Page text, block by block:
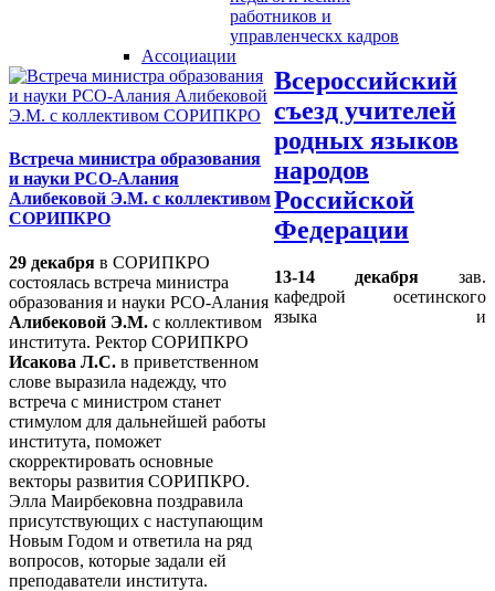
работников и
управленческх кадров
Ассоциации
Встреча министра образования
и науки РСО-Алания
Алибековой Э.М. с коллективом
СОРИПКРО
29 декабря в СОРИПКРО
состоялась встреча министра
образования и науки РСО-Алания
Алибековой Э.М. с коллективом
института. Ректор СОРИПКРО
Исакова Л.С. в приветственном
слове выразила надежду, что
встреча с министром станет
стимулом для дальнейшей работы
института, поможет
скорректировать основные
векторы развития СОРИПКРО.
Элла Маирбековна поздравила
присутствующих с наступающим
Новым Годом и ответила на ряд
вопросов, которые задали ей
преподаватели института.
Всероссийский
съезд учителей
родных языков
народов
Российской
Федерации
13-14 декабря зав.
кафедрой осетинского
языка и